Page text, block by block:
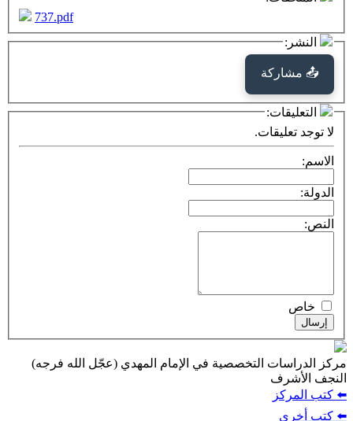
التخصصية في الإمام المهدي (عجّل الله فرجه)